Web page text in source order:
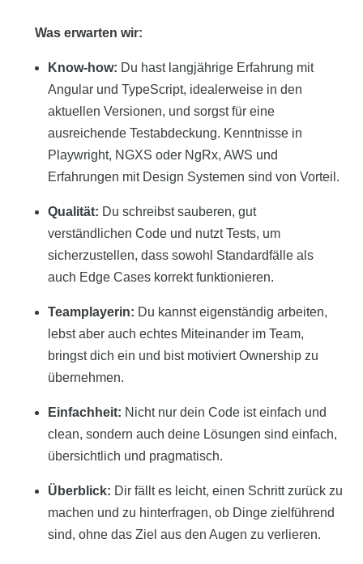
Was erwarten wir:
Know-how: Du hast langjährige Erfahrung mit
Angular und TypeScript, idealerweise in den
aktuellen Versionen, und sorgst für eine
ausreichende Testabdeckung. Kenntnisse in
Playwright, NGXS oder NgRx, AWS und
Erfahrungen mit Design Systemen sind von Vorteil.
Qualität: Du schreibst sauberen, gut
verständlichen Code und nutzt Tests, um
sicherzustellen, dass sowohl Standardfälle als
auch Edge Cases korrekt funktionieren.
Teamplayerin: Du kannst eigenständig arbeiten,
lebst aber auch echtes Miteinander im Team,
bringst dich ein und bist motiviert Ownership zu
übernehmen.
Einfachheit: Nicht nur dein Code ist einfach und
clean, sondern auch deine Lösungen sind einfach,
übersichtlich und pragmatisch.
Überblick: Dir fällt es leicht, einen Schritt zurück zu
machen und zu hinterfragen, ob Dinge zielführend
sind, ohne das Ziel aus den Augen zu verlieren.